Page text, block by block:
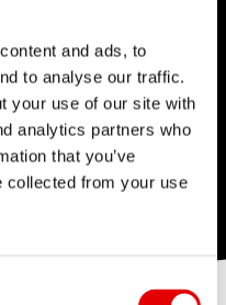
and ads, to
to analyse our traffic.
your use of our site with
analytics partners who
that you’ve
collected from your use